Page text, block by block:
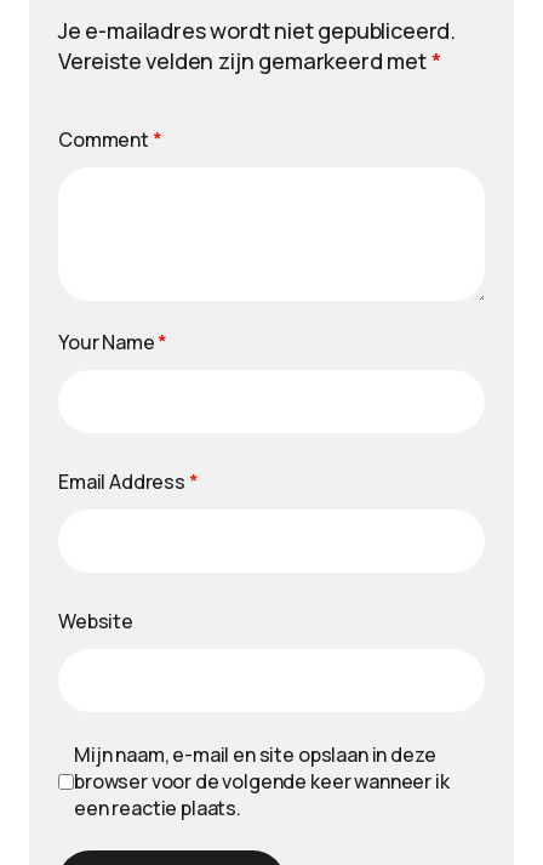
Je e-mailadres wordt niet gepubliceerd.
Vereiste velden zijn gemarkeerd met*
Comment *
Your Name*
Email Address *
Website
Mijn naam, e-mail en site opslaan in deze
browser voor de volgende keer wanneer ik
een reactie plaats.